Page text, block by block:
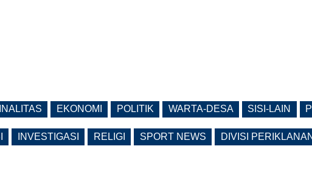
EKONOMI POLITIK WARTA-DESA SISI-LAIN
INVESTIGASI RELIGI SPORT NEWS DIVISI